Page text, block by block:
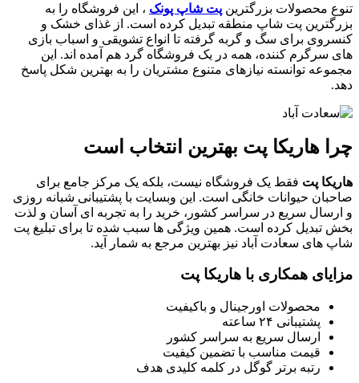
تنوع محصولات بزرگترین پت شاپ پونک ، این فروشگاه را به
بزرگترین پت شاپ منطقه تبدیل کرده است. از غذای خشک و
کنسروی برای سگ و گربه گرفته تا انواع تشویقی و اسباب بازی
های سرگرم کننده، همه در یک فروشگاه گرد هم آمده اند. این
مجموعه توانسته نیازهای متنوع مشتریان را به بهترین شکل پاسخ
دهد.
چرا هاریکا پت بهترین انتخاب است
هاریکا پت فقط یک فروشگاه نیست، بلکه یک مرکز جامع برای
صاحبان حیوانات خانگی است. این وبسایت با پشتیبانی شبانه روزی
و ارسال سریع در سراسر کشور، خرید را به تجربه ای آسان و لذت
بخش تبدیل کرده است. همین ویژگی ها سبب شده تا برای تبلیغ پت
شاپ های سعادت آباد نیز بهترین مرجع به شمار آید.
مزایای همکاری با هاریکا پت
محصولات اورجینال و باکیفیت
پشتیبانی ۲۴ ساعته
ارسال سریع به سراسر کشور
قیمت مناسب با تضمین کیفیت
رتبه برتر گوگل در کلمه کلیدی هدف